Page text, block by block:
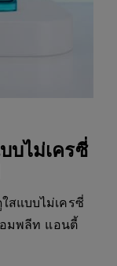
บไม่เครซี่
สแบบไม่เครซี่
มพลีท แอนตี้